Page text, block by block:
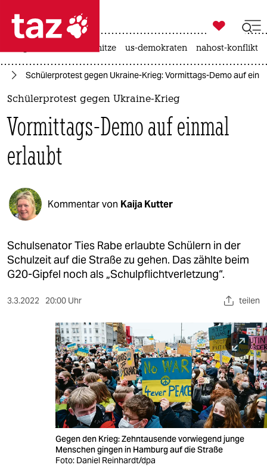
 taz zahl ich
taz zahl ich
themen
politik
öko
gesellschaft
kultur
sport
berlin
nord
wahrheit
veranstaltungen
fragen & hilfe
unterstützen

taz zahl ich
hitze us-demokraten nahost-konflikt
Schülerprotest gegen Ukraine-Krieg: Vormittags-Demo auf
Schülerprotest gegen Ukraine-Krieg
Vormittags-Demo auf einmal
erlaubt
Kommentar von Kaija Kutter
Schulsenator Ties Rabe erlaubte Schülern in der
Schulzeit auf die Straße zu gehen. Das zählte beim
G20-Gipfel noch als „Schulpflichtverletzung“.
3.3.2022 20:00 Uhr teilen
Gegen den Krieg: Zehntausende vorwiegend junge
Menschen gingen in Hamburg auf die Straße
Foto: Daniel Reinhardt/dpa